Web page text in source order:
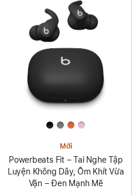
Mới
Powerbeats Fit – Tai Nghe Tập
Luyện Không Dây, Ôm Khít Vừa
Vặn – Đen Mạnh Mẽ